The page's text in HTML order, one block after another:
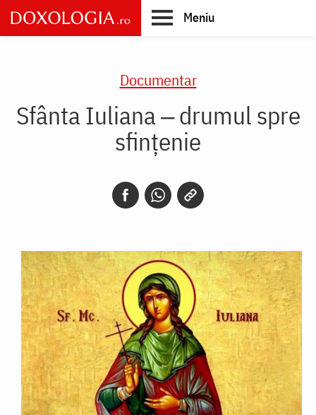
Skip
to
main
Meniu
Documentar
Sfânta Iuliana ‒ drumul spre
sfințenie